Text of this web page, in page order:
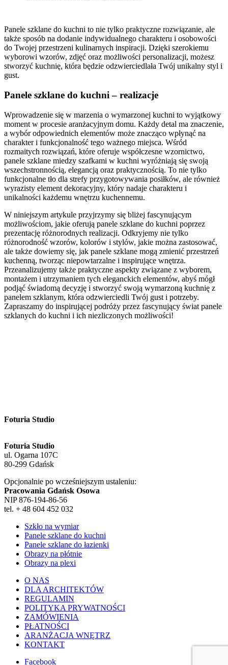
Panele szklane do kuchni to nie tylko praktyczne rozwiązanie, ale
także sposób na dodanie indywidualnego charakteru i osobowości
do Twojej przestrzeni kulinarnych inspiracji. Dzięki szerokiemu
wyborowi wzorów, zdjęć oraz możliwości personalizacji, możesz
stworzyć kuchnię, która będzie odzwierciedlała Twój unikalny styl i
gust.
Panele szklane do kuchni – realizacje
Wprowadzenie się w marzenia o wymarzonej kuchni to wyjątkowy
moment w procesie aranżacyjnym domu. Każdy detal ma znaczenie,
a wybór odpowiednich elementów może znacząco wpłynąć na
charakter i funkcjonalność tego ważnego miejsca. Wśród
rozmaitych rozwiązań, które oferuje współczesne wzornictwo,
panele szklane miedzy szafkami w kuchni wyróżniają się swoją
wszechstronnością, elegancją oraz praktycznością. To nie tylko
funkcjonalne tło dla strefy przygotowywania posiłków, ale również
wyrazisty element dekoracyjny, który nadaje charakteru i
unikalności każdemu wnętrzu kuchennemu.
W niniejszym artykule przyjrzymy się bliżej fascynującym
możliwościom, jakie oferują panele szklane do kuchni poprzez
prezentację różnorodnych realizacji. Odkryjemy nie tylko
różnorodność wzorów, kolorów i stylów, jakie można zastosować,
ale także dowiemy się, jak panele szklane mogą zmienić przestrzeń
kuchenną, tworząc niepowtarzalne i inspirujące wnętrza.
Przeanalizujemy także praktyczne aspekty związane z wyborem,
montażem i utrzymaniem tych eleganckich elementów, abyś mógł
podjąć świadomą decyzję i stworzyć swoją wymarzoną kuchnię z
panelem szklanym, która odzwierciedli Twój gust i potrzeby.
Zapraszamy do inspirującej podróży przez fascynujący świat panele
szklanych do kuchni i ich niezliczonych możliwości!
Foturia Studio
Foturia Studio
ul. Ogarna 107C
80-299 Gdańsk
Opcjonalnie po wcześniejszym ustaleniu:
Pracowania Gdańsk Osowa
NIP 876-194-86-56
tel. + 48 604 452 032
Szkło na wymiar
Panele szklane do kuchni
Panele szklane do łazienki
Obrazy na płótnie
Obrazy na plexi
O NAS
DLA ARCHITEKTÓW
REGULAMIN
POLITYKA PRYWATNOŚCI
ZAMÓWIENIA
PŁATNOŚCI
ARANŻACJA WNĘTRZ
KONTAKT
Facebook